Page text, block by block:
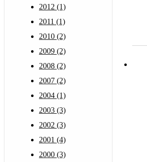
2012 (1)
2011 (1)
2010 (2)
2009 (2)
2008 (2)
2007 (2)
2004 (1)
2003 (3)
2002 (3)
2001 (4)
2000 (3)